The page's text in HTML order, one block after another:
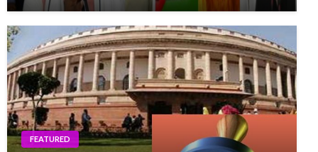
FEATURED